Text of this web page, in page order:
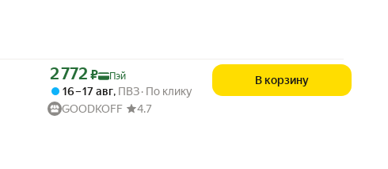
Цена с картой Яндекс Пэй 2772 ₽ вместо
2 772 ₽ Пэй
16 – 17 авг, ПВЗ По клику
GOODKOFF
4.7
В корзину